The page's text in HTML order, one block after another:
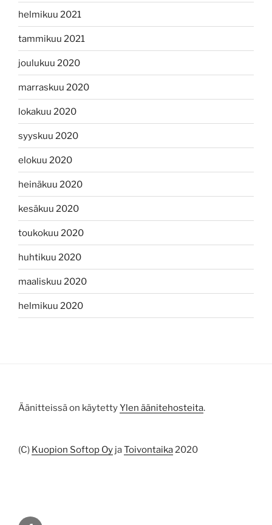
helmikuu 2021
tammikuu 2021
joulukuu 2020
marraskuu 2020
lokakuu 2020
syyskuu 2020
elokuu 2020
heinäkuu 2020
kesäkuu 2020
toukokuu 2020
huhtikuu 2020
maaliskuu 2020
helmikuu 2020
Äänitteissä on käytettyYlen äänitehosteita.
(C) Kuopion Softop Oy jaToivontaika2020